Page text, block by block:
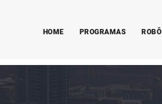
HOME PROGRAMAS ROBÔ